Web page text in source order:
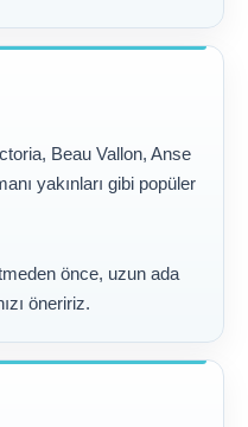
Beau Vallon, Anse
yakınları gibi popüler
önce, uzun ada
öneririz.